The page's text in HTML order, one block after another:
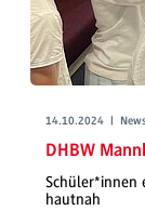
14.10.2024 |
DHBW
Schüler*innen
hautnah